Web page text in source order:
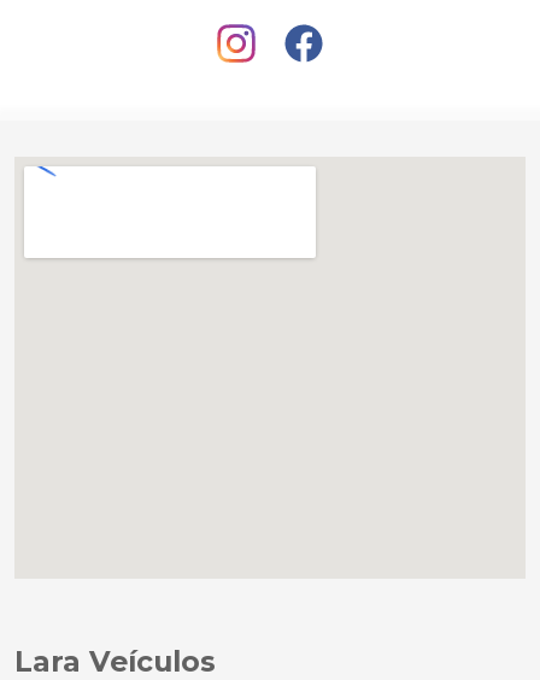
Lara Veículos